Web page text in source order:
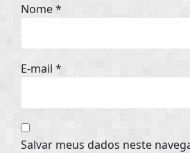
Nome*
E-mail *
Salvar meus dados neste